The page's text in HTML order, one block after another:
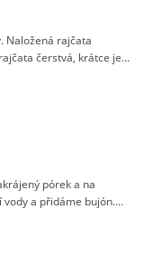
Naložená rajčata
čerstvá, krátce je...
pórek a na
a přidáme bujón....